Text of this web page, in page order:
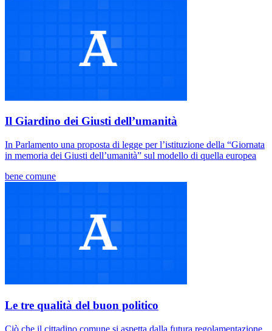
Il Giardino dei Giusti dell’umanità
In Parlamento una proposta di legge per l’istituzione della “Giornata
in memoria dei Giusti dell’umanità” sul modello di quella europea
bene comune
Le tre qualità del buon politico
Ciò che il cittadino comune si aspetta dalla futura regolamentazione